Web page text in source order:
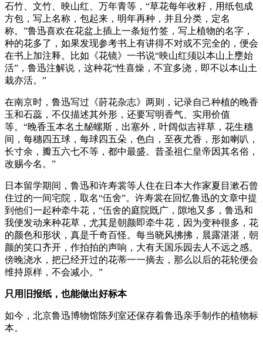
石竹、文竹、映山红、万年青等，“草花每年收籽，用纸包成
方包，写上名称，包起来，明年再种，并且分类，定名
称。”鲁迅喜欢在花盆上插上一条短竹签，写上植物的名字，
种的花多了，如果发现参考书上有讲得不对或不完全的，便会
在书上加注释。比如《花镜》一书说“映山红须以本山上壅始
活”，鲁迅注解说，这种花“性喜燥，不宜多浇，即不以本山土
栽亦活。”
在南京时，鲁迅写过《莳花杂志》两则，记录自己种植的晚香
玉和石蕊，不仅描述其外形，还要写明香气、实用价值
等。“晚香玉本名土馝螺斯，出塞外，叶阔似吉祥草，花生穗
间，每穗四五球，每球四五朵，色白，至夜尤香，形如喇叭，
长寸余，瓣五六七不等，都中最盛。昔圣祖仁皇帝因其名俗，
改赐今名。”
日本留学期间，鲁迅和许寿裳等人住在日本大作家夏目漱石曾
住过的一间宅院，取名“伍舍”。许寿裳在回忆鲁迅的文章中提
到他们一起种牵牛花，“伍舍的庭院既广，隙地又多，鲁迅和
我便发动来种花草，尤其是朝颜即牵牛花，因为变种很多，花
的颜色和形状，真是千奇百怪。每当晓风拂拂，晨露湛湛，朝
颜的笑口齐开，作拍拍的声响，大有天国乐园去人不远之感。
傍晚浇水，把已经开过的花蒂一一摘去，那么以后的花轮便会
维持原样，不会减小。”
只用旧报纸，也能做出好标本
如今，北京鲁迅博物馆陈列室还保存着鲁迅亲手制作的植物标
本。